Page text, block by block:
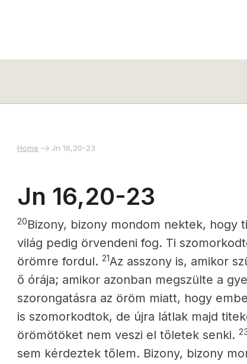
Home Jn 16,20-23
Jn 16,20-23
20Bizony, bizony mondom nektek, hogy
világ pedig örvendeni fog. Ti
örömre fordul. 21Az asszony is, amikor
ő órája; amikor azonban megszülte a
szorongatásra az öröm miatt, hogy
is szomorkodtok, de újra látlak majd
örömötöket nem veszi el tőletek senki.
sem kérdeztek tőlem. Bizony, bizony